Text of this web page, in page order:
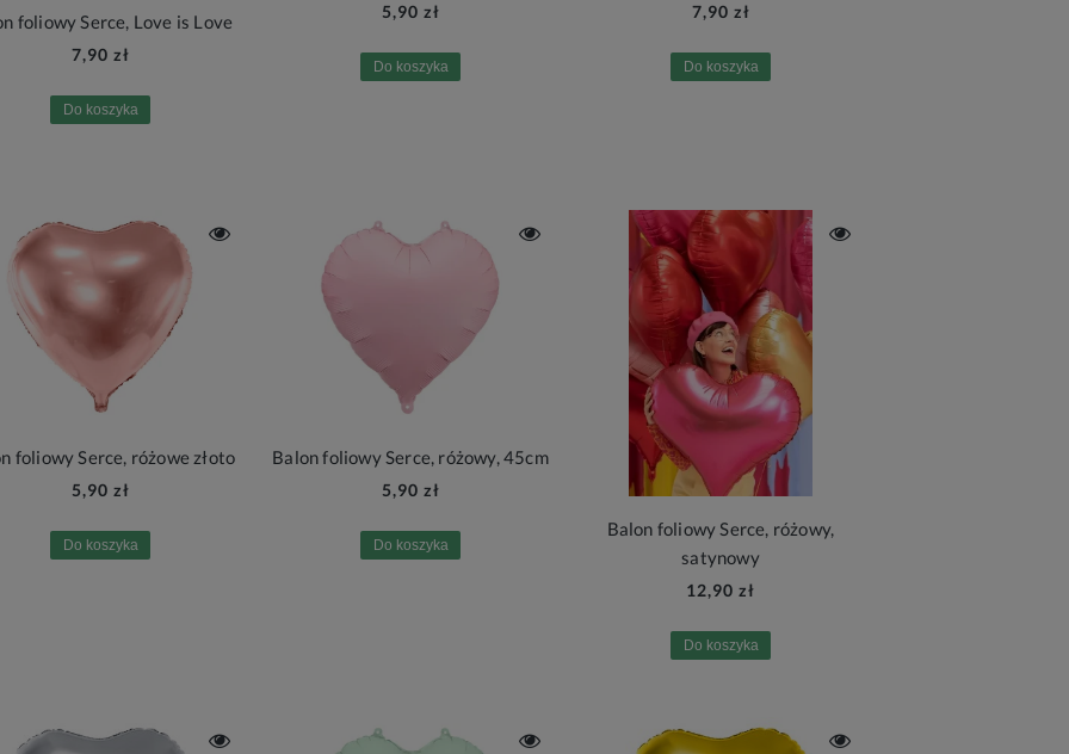
foliowy Serce, Love is Love
7,90 zł
Do koszyka
5,90 zł
Do koszyka
7,90 zł
Do koszyka
foliowy Serce, różowe złoto
5,90 zł
Do koszyka
Balon foliowy Serce, różowy, 45cm
5,90 zł
Do koszyka
Balon foliowy Serce, różowy,
satynowy
12,90 zł
Do koszyka